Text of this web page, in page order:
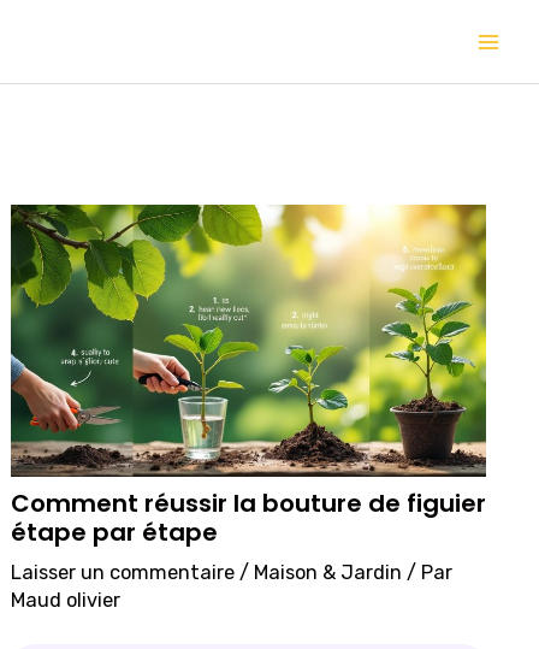
Comment réussir la bouture de figuier
étape par étape
Laisser un commentaire / Maison & Jardin / Par
Maud olivier